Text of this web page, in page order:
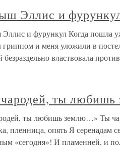
Эллис и
и фурункул Когда пошла
гриппом и меня уложили в
безраздельно властвовала
ты
ты любишь землю…» Ты
пленница, опять Я серенадам
«сегодня»! И пламенней, и